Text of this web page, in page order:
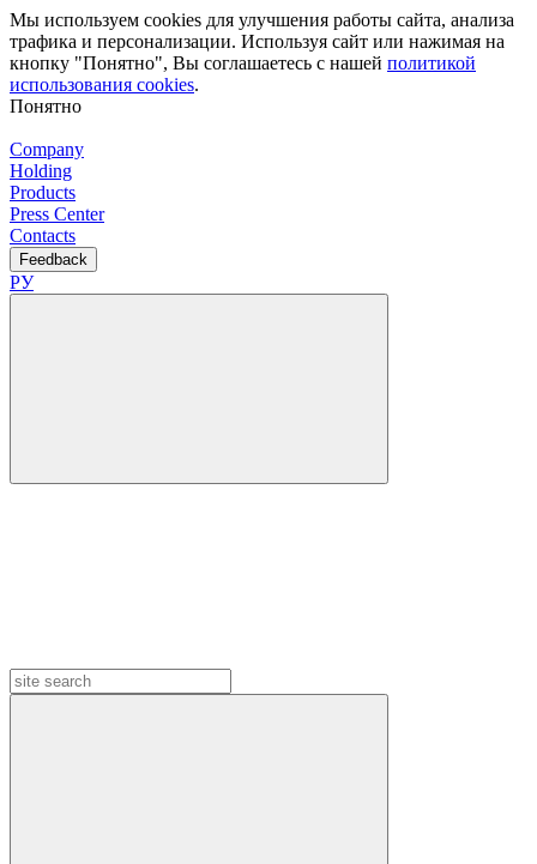
Мы используем cookies для улучшения работы сайта, анализа
трафика и персонализации. Используя сайт или нажимая на
кнопку "Понятно", Вы соглашаетесь с нашей политикой
использования cookies.
Понятно
Company
Holding
Products
Press Center
Contacts
Feedback
РУ